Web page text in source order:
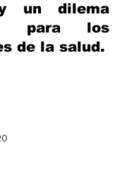
un dilema
para los
de la salud.